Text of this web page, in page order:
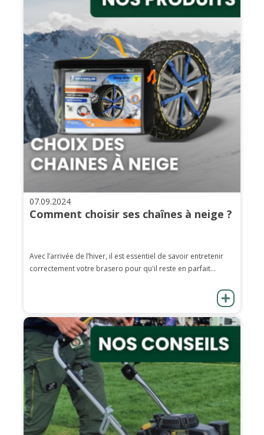
07.09.2024
Comment choisir ses chaînes à neige ?
Avec l’arrivée de l’hiver, il est essentiel de savoir entretenir
correctement votre brasero pour qu'il reste en parfait...